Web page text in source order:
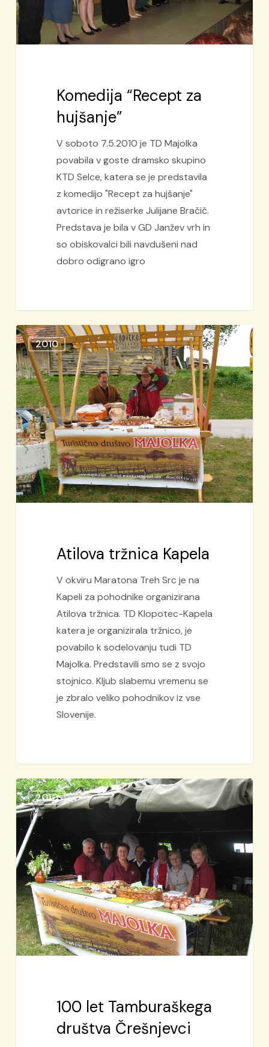
Komedija “Recept za
hujšanje”
V soboto 7.5.2010 je TD Majolka
povabila v goste dramsko skupino
KTD Selce, katera se je predstavila
z komedijo "Recept za hujšanje"
avtorice in režiserke Julijane Bračič.
Predstava je bila v GD Janžev vrh in
so obiskovalci bili navdušeni nad
dobro odigrano igro
Atilova
tržnica
Kapela
2010
Atilova tržnica Kapela
V okviru Maratona Treh Src je na
Kapeli za pohodnike organizirana
Atilova tržnica. TD Klopotec-Kapela
katera je organizirala tržnico, je
povabilo k sodelovanju tudi TD
Majolka. Predstavili smo se z svojo
stojnico. Kljub slabemu vremenu se
je zbralo veliko pohodnikov iz vse
Slovenije.
100
let
Tamburaškega
društva
Črešnjevci
2010
100 let Tamburaškega
društva Črešnjevci